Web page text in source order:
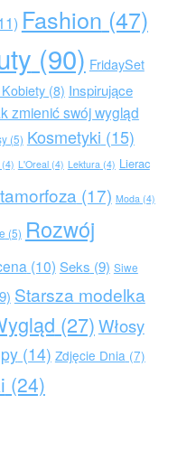
Fashion (47)
(90) FridaySet
(8) Inspirujące
zmienić swój wygląd
(5) Kosmetyki (15)
L'Oreal(4) Lektura(4) Lierac
(17) Moda(4)
(5) Rozwój
(10) Seks (9) Siwe
Starsza modelka
(27)Włosy
(14) Zdjęcie Dnia(7)
(24)